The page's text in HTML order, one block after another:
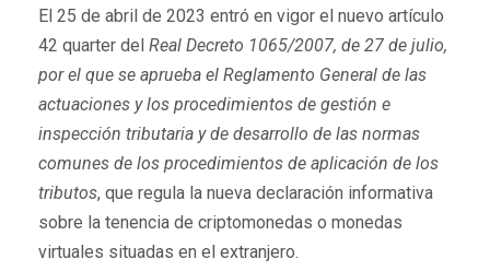
El 25 de abril de 2023 entró en vigor el nuevo artículo
42 quarter del Real Decreto 1065/2007, de 27 de julio,
por el que se aprueba el Reglamento General de las
actuaciones y los procedimientos de gestión e
inspección tributaria y de desarrollo de las normas
comunes de los procedimientos de aplicación de los
tributos, que regula la nueva declaración informativa
sobre la tenencia de criptomonedas o monedas
virtuales situadas en el extranjero.